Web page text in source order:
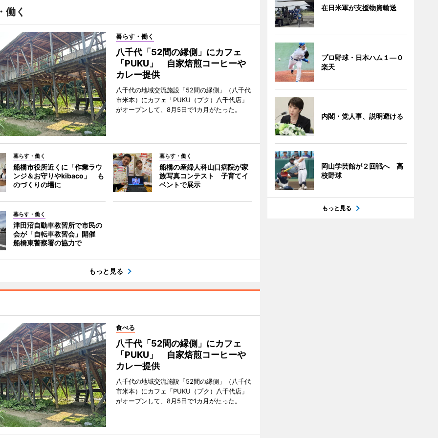
働く
暮らす・働く
八千代「52間の縁側」にカフェ
「PUKU」 自家焙煎コーヒーや
カレー提供
八千代の地域交流施設「52間の縁側」（八千代
市米本）にカフェ「PUKU（プク）八千代店」
がオープンして、8月5日で1カ月がたった。
暮らす・働く
船橋市役所近くに「作業ラウ
ンジ＆お守りやkibaco」 も
のづくりの場に
暮らす・働く
船橋の産婦人科山口病院が家
族写真コンテスト 子育てイ
ベントで展示
暮らす・働く
津田沼自動車教習所で市民の
会が「自転車教習会」開催
船橋東警察署の協力で
もっと見る
食べる
八千代「52間の縁側」にカフェ
「PUKU」 自家焙煎コーヒーや
カレー提供
八千代の地域交流施設「52間の縁側」（八千代
市米本）にカフェ「PUKU（プク）八千代店」
がオープンして、8月5日で1カ月がたった。
在日米軍が支援物資輸送
プロ野球・日本ハム１―０
楽天
内閣・党人事、説明避ける
岡山学芸館が２回戦へ 高
校野球
もっと見る